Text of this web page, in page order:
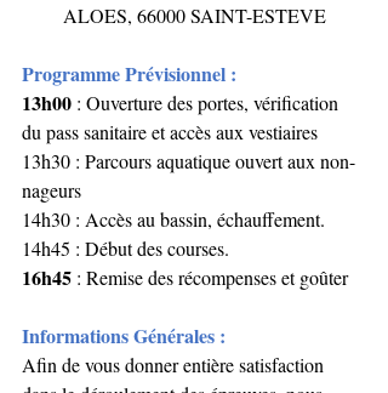
ALOES, 66000 SAINT-ESTEVE
Programme Prévisionnel :
13h00 : Ouverture des portes, vérification
du pass sanitaire et accès aux vestiaires
13h30 : Parcours aquatique ouvert aux non-
nageurs
14h30 : Accès au bassin, échauffement.
14h45 : Début des courses.
16h45 : Remise des récompenses et goûter
Informations Générales :
Afin de vous donner entière satisfaction